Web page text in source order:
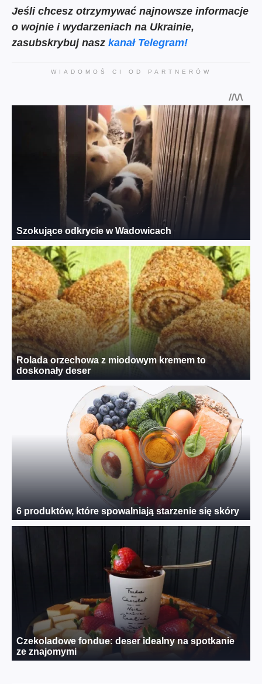
Jeśli chcesz otrzymywać najnowsze informacje
o wojnie i wydarzeniach na Ukrainie,
zasubskrybuj nasz kanał Telegram!